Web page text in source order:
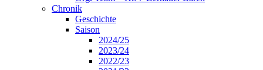
Chronik
Geschichte
Saison
2024/25
2023/24
2022/23